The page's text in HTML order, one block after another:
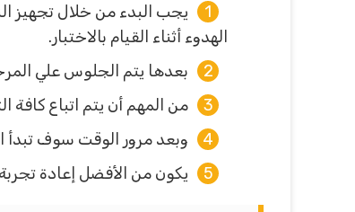
يجب البدء من خلال تجهيز
الهدوء أثناء القيام بالاختبار.
بعدها يتم الجلوس علي
من المهم أن يتم اتباع كافة
وبعد مرور الوقت سوف
يكون من الأفضل إعادة